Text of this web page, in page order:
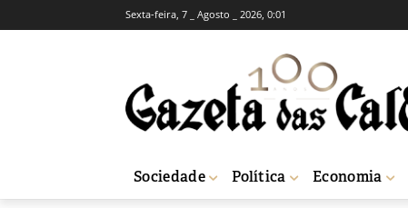
Sexta-feira, 7 _ Agosto _ 2026, 0:01
Sociedade Política Economia